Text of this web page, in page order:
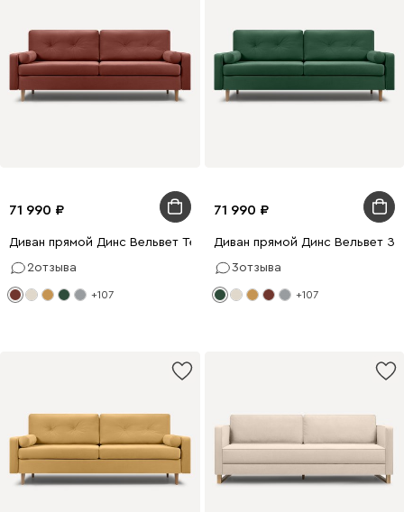
71 990
Диван прямой Динс Вельвет Терракотовый
2отзыва
+107
71 990
Диван прямой Динс Вельвет
3отзыва
+107